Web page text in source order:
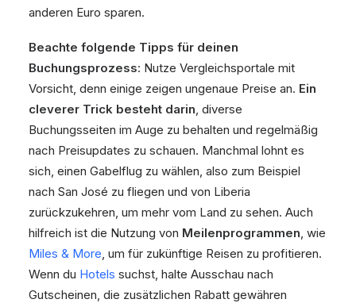
anderen Euro sparen.
Beachte folgende Tipps für deinen
Buchungsprozess: Nutze Vergleichsportale mit
Vorsicht, denn einige zeigen ungenaue Preise an. Ein
cleverer Trick besteht darin, diverse
Buchungsseiten im Auge zu behalten und regelmäßig
nach Preisupdates zu schauen. Manchmal lohnt es
sich, einen Gabelflug zu wählen, also zum Beispiel
nach San José zu fliegen und von Liberia
zurückzukehren, um mehr vom Land zu sehen. Auch
hilfreich ist die Nutzung von Meilenprogrammen, wie
Miles & More, um für zukünftige Reisen zu profitieren.
Wenn du Hotels suchst, halte Ausschau nach
Gutscheinen, die zusätzlichen Rabatt gewähren